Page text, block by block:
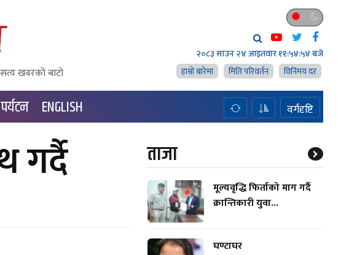
खवरको बाटाे
२०८३ साउन २४ आइतवार११:५४:५५ बजे
हाम्राे बारेमा
मिति परिवर्तन विनिमय दर
पर्यटन ENGLISH वर्गदृष्टि
गर्दै ताजा
मूल्यवृद्धि फिर्ताको माग गर्दै
क्रान्तिकारी युवा...
घण्टाघर